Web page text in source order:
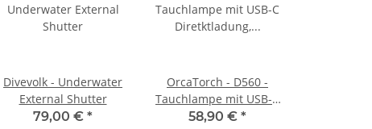
Divevolk - Underwater
External Shutter
79,00 € *
OrcaTorch - D560 -
Tauchlampe mit USB-C
Diretktladung, max 700
58,90 € *